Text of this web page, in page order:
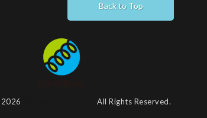
Back to Top
All Rights Reserved.